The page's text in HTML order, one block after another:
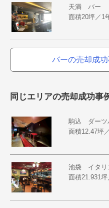
天満 バー
面積20坪／1
バーの売却成
同じエリアの売却成功事
駒込 ダーツ
面積12.47坪
池袋 イタリ
面積21.931